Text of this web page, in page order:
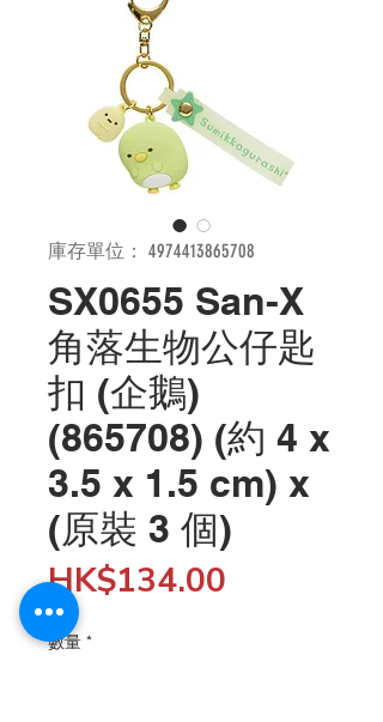
庫存單位： 4974413865708
SX0655 San-X
角落生物公仔匙
扣 (企鵝)
(865708) (約 4 x
3.5 x 1.5 cm) x
(原裝 3 個)
HK$134.00
數量 *